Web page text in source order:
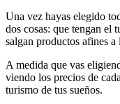
Una vez hayas elegido
dos cosas: que tengan el
salgan productos afines a
A medida que vas
viendo los precios de
turismo de tus sueños.